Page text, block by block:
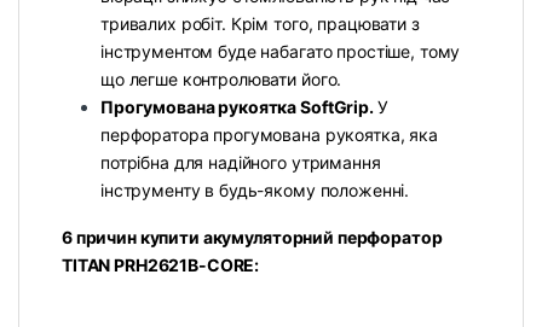
тривалих робіт. Крім того, працювати з
інструментом буде набагато простіше, тому
що легше контролювати його.
Прогумована рукоятка SoftGrip.У
перфоратора прогумована рукоятка, яка
потрібна для надійного утримання
інструменту в будь-якому положенні.
6 причин купити акумуляторний перфоратор
TITAN PRH2621B-CORE: